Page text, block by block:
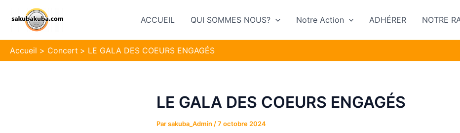
contenu
ACCUEIL QUI SOMMES NOUS? Notre Action ADHÉRER NOTRE
Accueil Concert LE GALA DES COEURS ENGAGÉS
LE GALA DES COEURS ENGAGÉS
Parsakuba_Admin /7 octobre 2024
des